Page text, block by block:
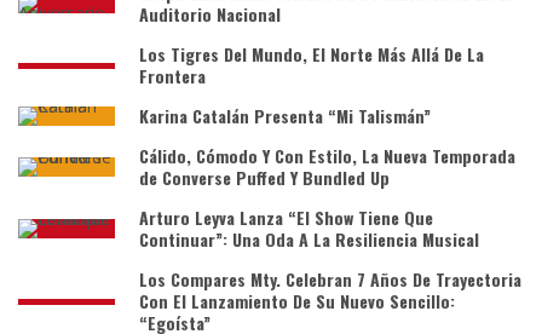
Auditorio Nacional
Los Tigres Del Mundo, El Norte Más Allá De La
Frontera
Karina Catalán Presenta “Mi Talismán”
Cálido, Cómodo Y Con Estilo, La Nueva Temporada
de Converse Puffed Y Bundled Up
Arturo Leyva Lanza “El Show Tiene Que
Continuar”: Una Oda A La Resiliencia Musical
Los Compares Mty. Celebran 7 Años De Trayectoria
Con El Lanzamiento De Su Nuevo Sencillo:
“Egoísta”